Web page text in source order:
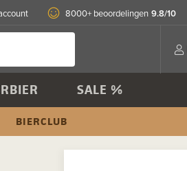
8000+ beoordelingen 9.8/10
SALE %
BIERCLUB